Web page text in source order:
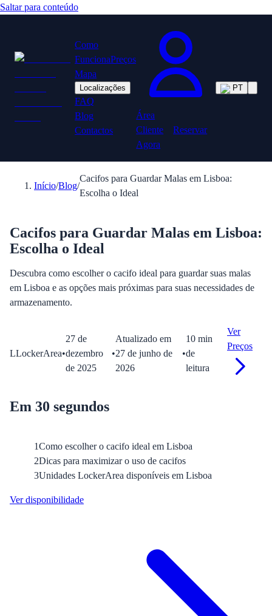
Saltar para conteúdo
Como
FuncionaPreços
Mapa
Localizações
FAQ
Blog
Contactos
Área
Cliente
Reservar
Agora
PT
Início/Blog/
Cacifos para Guardar Malas em Lisboa:
Escolha o Ideal
Cacifos para Guardar Malas em Lisboa:
Escolha o Ideal
Descubra como escolher o cacifo ideal para guardar suas malas
em Lisboa e as opções mais próximas para suas necessidades de
armazenamento.
LLockerArea•
27 de
dezembro
de 2025
•
Atualizado em
27 de junho de
2026
•
10 min
de
leitura
Ver
Preços
Em 30 segundos
1Como escolher o cacifo ideal em Lisboa
2Dicas para maximizar o uso de cacifos
3Unidades LockerArea disponíveis em Lisboa
Ver disponibilidade